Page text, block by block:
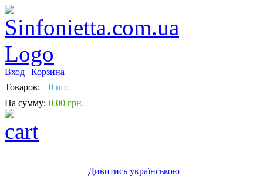
Вход | Корзина
Товаров:
0 шт.
На сумму: 0.00 грн.
Дивитись українською